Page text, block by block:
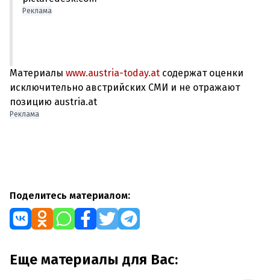
Реклама
Материалы www.austria-today.at содержат оценки
исключительно австрийских СМИ и не отражают
позицию austria.at
Реклама
Поделитесь материалом:
Еще материалы для Вас: